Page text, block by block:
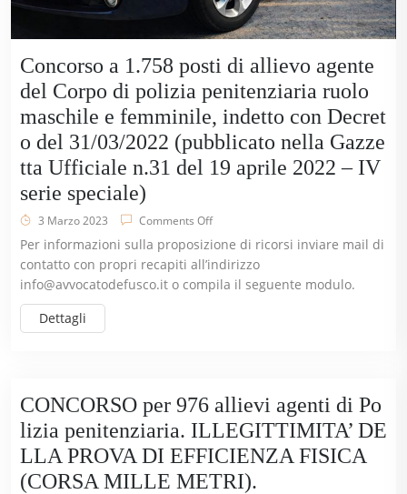
Concorso a 1.758 posti di allievo agente
del Corpo di polizia penitenziaria ruolo
maschile e femminile, indetto con Decret
o del 31/03/2022 (pubblicato nella Gazze
tta Ufficiale n.31 del 19 aprile 2022 – IV
serie speciale)
3 Marzo 2023 Comments Off
Per informazioni sulla proposizione di ricorsi inviare mail di
contatto con propri recapiti all’indirizzo
info@avvocatodefusco.it o compila il seguente modulo.
Dettagli
CONCORSO per 976 allievi agenti di Po
lizia penitenziaria. ILLEGITTIMITA’ DE
LLA PROVA DI EFFICIENZA FISICA
(CORSA MILLE METRI).